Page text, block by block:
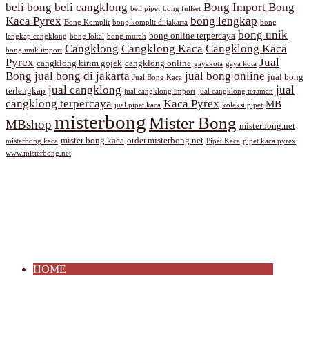
beli bong beli cangklong beli pipet bong fullset Bong Import Bong
Kaca Pyrex Bong Komplit bong komplit di jakarta bong lengkap bong
lengkap cangklong bong lokal bong murah bong online terpercaya bong unik
bong unik import Cangklong Cangklong Kaca Cangklong Kaca
Pyrex cangklong kirim gojek cangklong online gayakota gaya kota Jual
Bong jual bong di jakarta Jual Bong Kaca jual bong online jual bong
terlengkap jual cangklong jual cangklong import jual cangklong teraman jual
cangklong terpercaya jual pipet kaca Kaca Pyrex koleksi pipet MB
MBshop misterbongMister Bong misterbong.net
misterbong kaca mister bong kaca order.misterbong.net Pipet Kaca pipet kaca pyrex
www.misterbong.net
HOME